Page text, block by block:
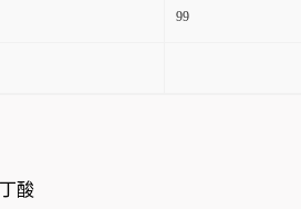
99
酸